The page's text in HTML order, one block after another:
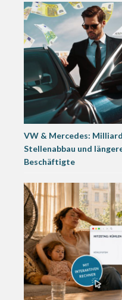
VW & Mercedes:
Stellenabbau und
Beschäftigte